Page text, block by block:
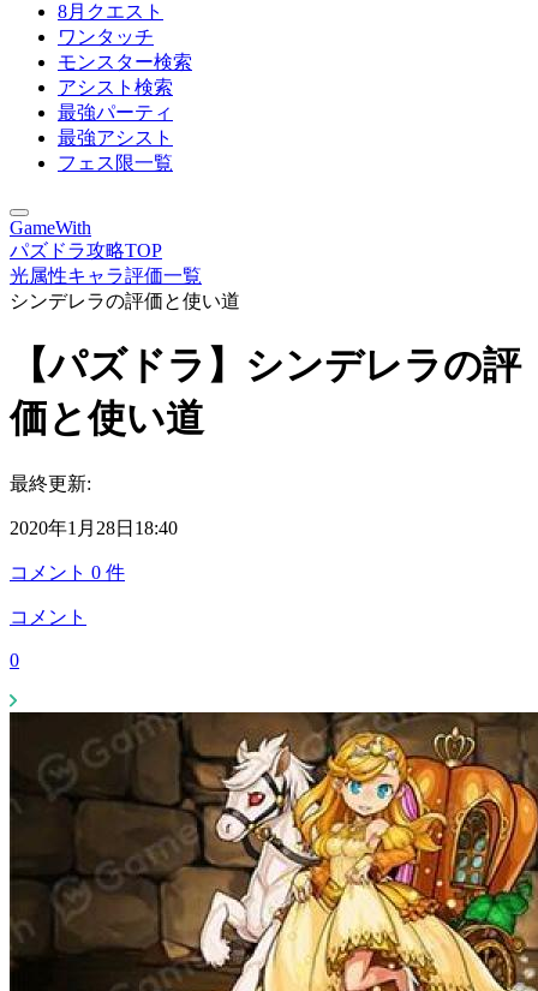
8月クエスト
ワンタッチ
モンスター検索
アシスト検索
最強パーティ
最強アシスト
フェス限一覧
GameWith
パズドラ攻略TOP
光属性キャラ評価一覧
シンデレラの評価と使い道
【パズドラ】シンデレラの評
価と使い道
最終更新:
2020年1月28日18:40
コメント 0 件
コメント
0